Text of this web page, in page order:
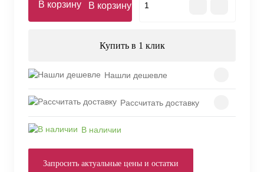
В корзину
Купить в 1 клик
Нашли дешевле
Рассчитать доставку
В наличии
Запросить актуальные цены и остатки